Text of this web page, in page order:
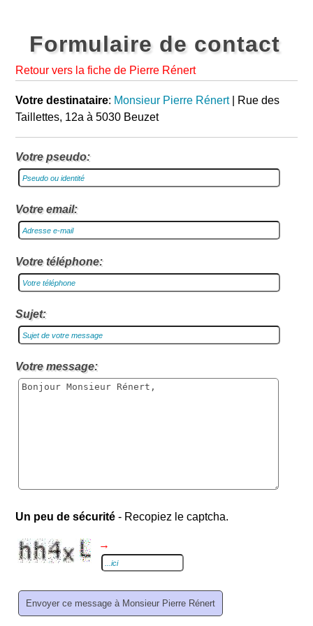
Formulaire de contact
Retour vers la fiche de Pierre Rénert
Votre destinataire: Monsieur Pierre Rénert| Rue des
Taillettes, 12a à 5030 Beuzet
Votre pseudo:
Votre email:
Votre téléphone:
Sujet:
Votre message:
Un peu de sécurité - Recopiez le captcha.
→